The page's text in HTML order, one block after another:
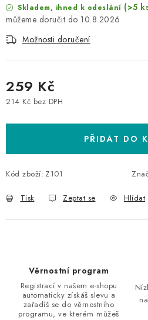
Skladem, ihned k odeslání (>5
10.8.2026
Možnosti doručení
259 Kč
214 Kč bez DPH
PŘIDAT DO
Kód zboží: Z101
Tisk Zeptat se Hlídat
Věrnostní program
Registrací v našem e-shopu
automaticky získáš slevu a
zařadíš se do věrnostního
programu, ve kterém můžeš